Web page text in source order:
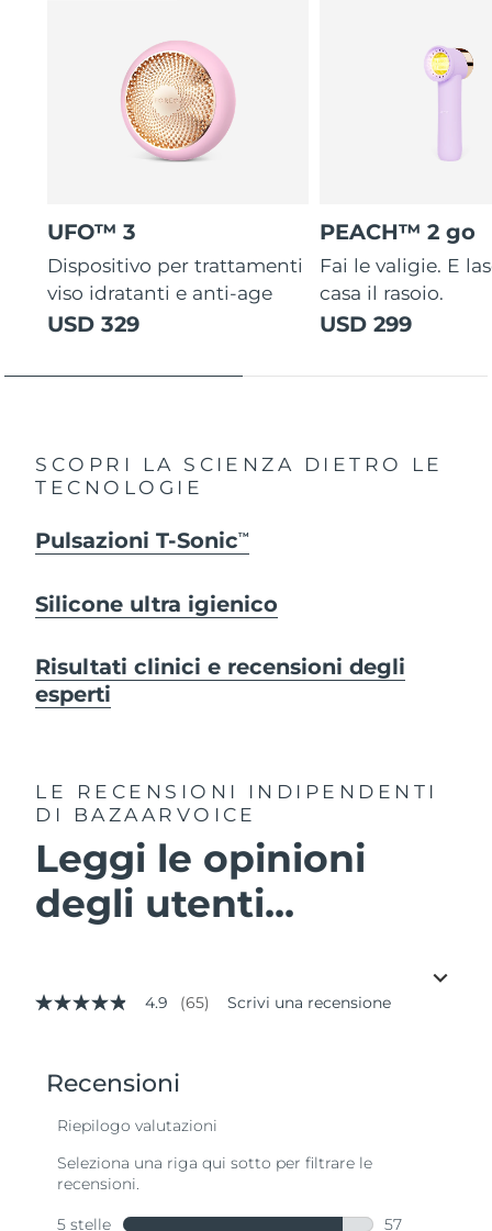
UFO™ 3
Dispositivo per trattamenti
viso idratanti e anti-age
USD 329
PEACH™ 2 go
Fai le valigie. E
casa il rasoio.
USD 299
SCOPRI LA SCIENZA DIETRO LE
TECNOLOGIE
Pulsazioni T-SonicTM
Silicone ultra igienico
Risultati clinici e recensioni degli
esperti
LE RECENSIONI INDIPENDENTI
DI BAZAARVOICE
Leggi le opinioni
degli utenti...
4.9
valore
valutazione
Read
Stesso
4.9 (65) Scrivi una recensione